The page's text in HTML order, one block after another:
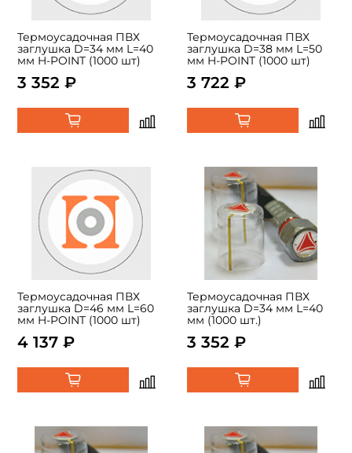
Термоусадочная ПВХ
заглушка D=34 мм L=40
мм H-POINT (1000 шт)
3 352 ₽
Термоусадочная ПВХ
заглушка D=38 мм L=50
мм H-POINT (1000 шт)
3 722 ₽
Термоусадочная ПВХ
заглушка D=46 мм L=60
мм H-POINT (1000 шт)
4 137 ₽
Термоусадочная ПВХ
заглушка D=34 мм L=40
мм (1000 шт.)
3 352 ₽